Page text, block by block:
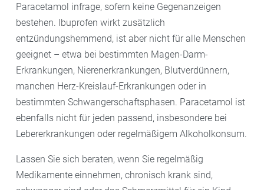
Paracetamol infrage, sofern keine Gegenanzeigen
bestehen. Ibuprofen wirkt zusätzlich
entzündungshemmend, ist aber nicht für alle Menschen
geeignet – etwa bei bestimmten Magen-Darm-
Erkrankungen, Nierenerkrankungen, Blutverdünnern,
manchen Herz-Kreislauf-Erkrankungen oder in
bestimmten Schwangerschaftsphasen. Paracetamol ist
ebenfalls nicht für jeden passend, insbesondere bei
Lebererkrankungen oder regelmäßigem Alkoholkonsum.
Lassen Sie sich beraten, wenn Sie regelmäßig
Medikamente einnehmen, chronisch krank sind,